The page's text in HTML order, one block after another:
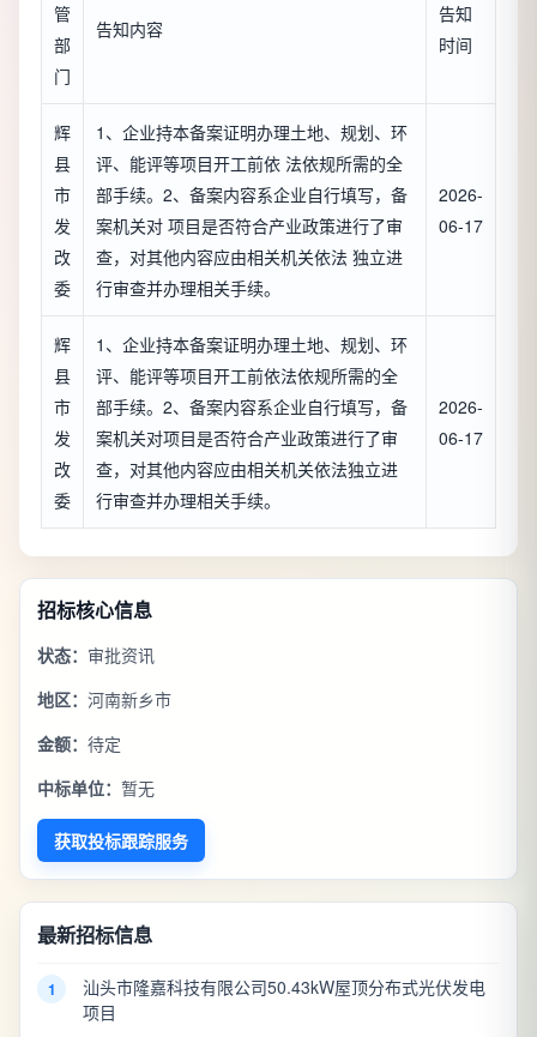
管
部
门
告知内容
告知
时间
辉
县
市
发
改
委
1、企业持本备案证明办理土地、规划、环
评、能评等项目开工前依 法依规所需的全
部手续。2、备案内容系企业自行填写，备
案机关对 项目是否符合产业政策进行了审
查，对其他内容应由相关机关依法 独立进
行审查并办理相关手续。
2026-
06-17
辉
县
市
发
改
委
1、企业持本备案证明办理土地、规划、环
评、能评等项目开工前依法依规所需的全
部手续。2、备案内容系企业自行填写，备
案机关对项目是否符合产业政策进行了审
查，对其他内容应由相关机关依法独立进
行审查并办理相关手续。
2026-
06-17
招标核心信息
状态： 审批资讯
地区： 河南新乡市
金额： 待定
中标单位： 暂无
获取投标跟踪服务
最新招标信息
1
汕头市隆嘉科技有限公司50.43kW屋顶分布式光伏发电
项目